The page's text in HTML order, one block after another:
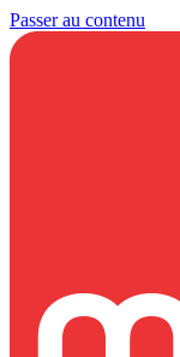
Passer au contenu